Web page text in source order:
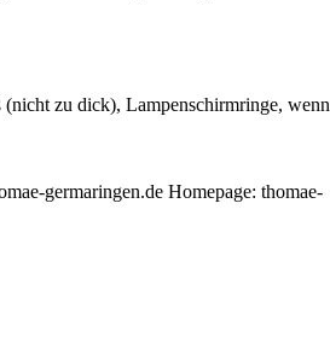
zu dick), Lampenschirmringe, wenn
germaringen.de Homepage: thomae-